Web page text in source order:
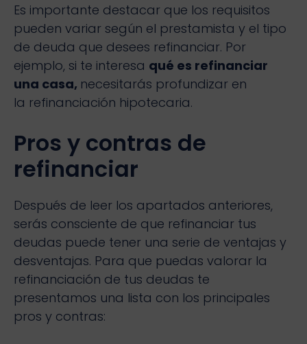
Es importante destacar que los requisitos
pueden variar según el prestamista y el tipo
de deuda que desees refinanciar. Por
ejemplo, si te interesa qué es refinanciar
una casa, necesitarás profundizar en
la refinanciación hipotecaria.
Pros y contras de
refinanciar
Después de leer los apartados anteriores,
serás consciente de que refinanciar tus
deudas puede tener una serie de ventajas y
desventajas. Para que puedas valorar la
refinanciación de tus deudas te
presentamos una lista con los principales
pros y contras: